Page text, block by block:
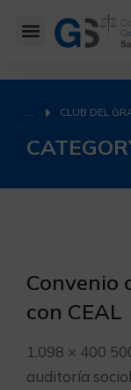
You are here:
CLUB DEL
Convenio
con CEAL
1.098 × 400
auditoría